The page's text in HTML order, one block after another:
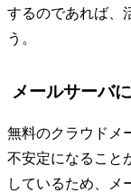
するのであれば、
う。
メールサーバ
無料のクラウドメ
不安定になること
しているため、メ